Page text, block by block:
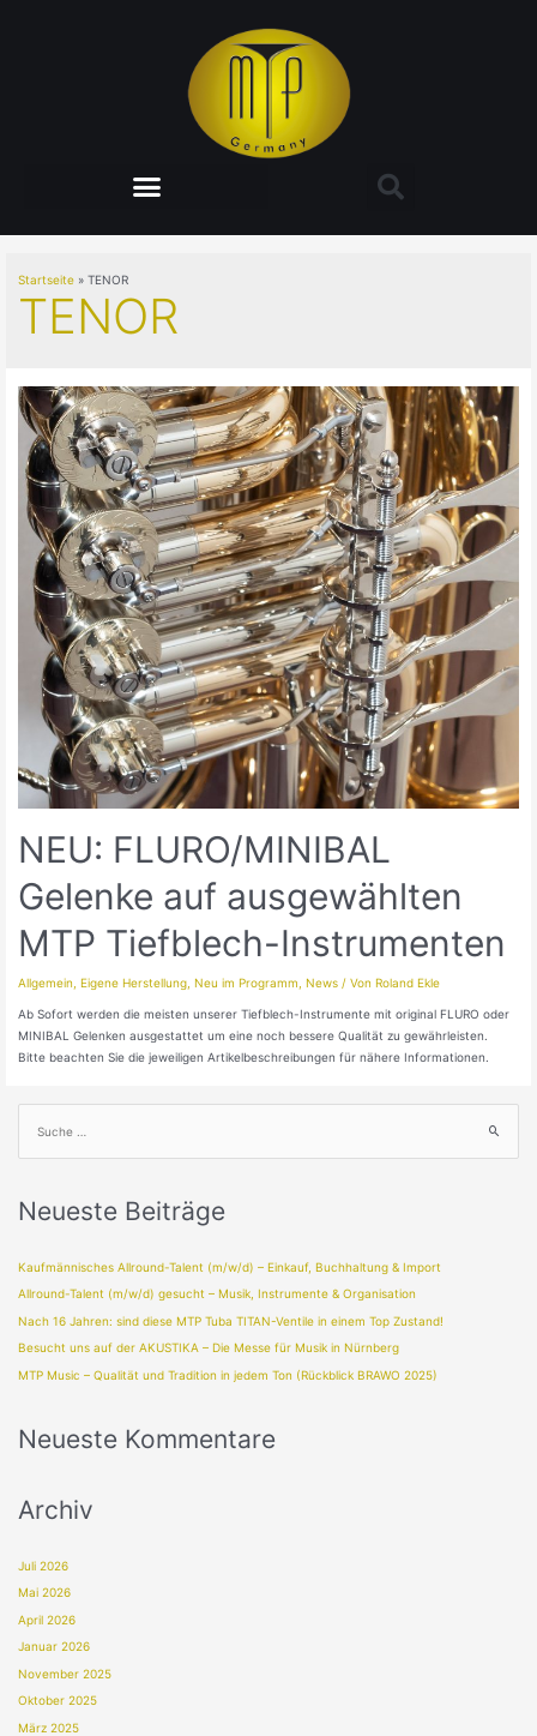
Startseite TENOR
TENOR
NEU: FLURO/MINIBAL
Gelenke auf ausgewählten
MTP Tiefblech-Instrumenten
Allgemein ,Eigene Herstellung ,Neu im Programm ,News / VonRoland Ekle
Ab Sofort werden die meisten unserer Tiefblech-Instrumente mit original FLURO oder
MINIBAL Gelenken ausgestattet um eine noch bessere Qualität zu gewährleisten.
Bitte beachten Sie die jeweiligen Artikelbeschreibungen für nähere Informationen.
Neueste Beiträge
Kaufmännisches Allround-Talent (m/w/d) – Einkauf, Buchhaltung & Import
Allround-Talent (m/w/d) gesucht – Musik, Instrumente & Organisation
Nach 16 Jahren: sind diese MTP Tuba TITAN-Ventile in einem Top Zustand!
Besucht uns auf der AKUSTIKA – Die Messe für Musik in Nürnberg
MTP Music – Qualität und Tradition in jedem Ton (Rückblick BRAWO 2025)
Neueste Kommentare
Archiv
Juli 2026
Mai 2026
April 2026
Januar 2026
November 2025
Oktober 2025
März 2025